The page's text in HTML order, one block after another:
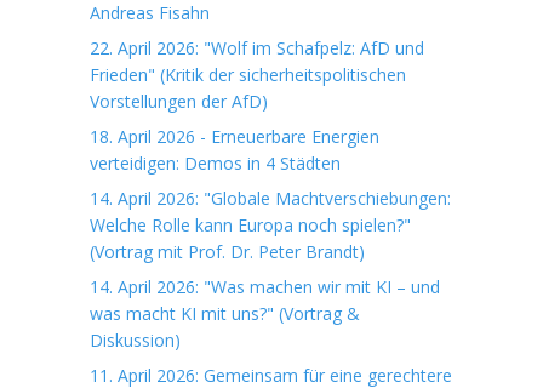
Andreas Fisahn
22. April 2026: "Wolf im Schafpelz: AfD und
Frieden" (Kritik der sicherheitspolitischen
Vorstellungen der AfD)
18. April 2026 - Erneuerbare Energien
verteidigen: Demos in 4 Städten
14. April 2026: "Globale Machtverschiebungen:
Welche Rolle kann Europa noch spielen?"
(Vortrag mit Prof. Dr. Peter Brandt)
14. April 2026: "Was machen wir mit KI – und
was macht KI mit uns?" (Vortrag &
Diskussion)
11. April 2026: Gemeinsam für eine gerechtere